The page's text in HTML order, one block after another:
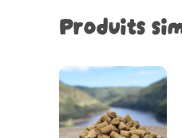
Produits
Choix
des
a